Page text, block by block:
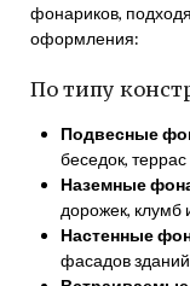
фонариков,
оформления:
По типу
Подвесные
беседок,
Наземные
дорожек, клумб
Настенные
фасадов